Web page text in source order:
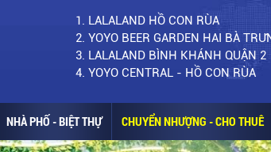
1. LALALAND HỒ CON RÙA
2. YOYO BEER GARDEN HAI BÀ
3. LALALAND BÌNH KHÁNH QUẬN 2
4. YOYO CENTRAL - HỒ CON RÙA
NHÀ PHỐ - BIỆT THỰ CHUYỂN NHƯỢNG - CHO THUÊ